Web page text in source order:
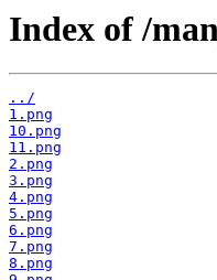
Index of /
../
1.png
10.png
11.png
2.png
3.png
4.png
5.png
6.png
7.png
8.png